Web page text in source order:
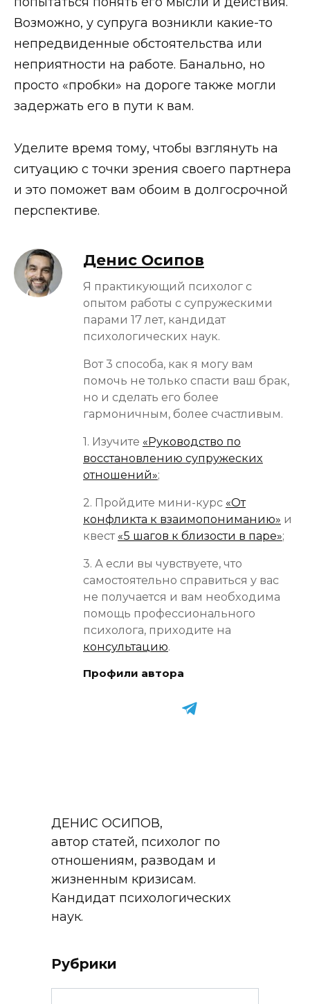
Возможно, у супруга возникли какие-то
непредвиденные обстоятельства или
неприятности на работе. Банально, но
просто «пробки» на дороге также могли
задержать его в пути к вам.
Уделите время тому, чтобы взглянуть на
ситуацию с точки зрения своего партнера
и это поможет вам обоим в долгосрочной
перспективе.
Денис Осипов
Я практикующий психолог с
опытом работы с супружескими
парами 17 лет, кандидат
психологических наук.
Вот 3 способа, как я могу вам
помочь не только спасти ваш брак,
но и сделать его более
гармоничным, более счастливым.
1. Изучите «Руководство по
восстановлению супружеских
отношений»;
2. Пройдите мини-курс «От
конфликта к взаимопониманию» и
квест «5 шагов к близости в паре»;
3. А если вы чувствуете, что
самостоятельно справиться у вас
не получается и вам необходима
помощь профессионального
психолога, приходите на
консультацию.
Профили автора
ДЕНИС ОСИПОВ,
автор статей, психолог по
отношениям, разводам и
жизненным кризисам.
Кандидат психологических
наук.
Рубрики